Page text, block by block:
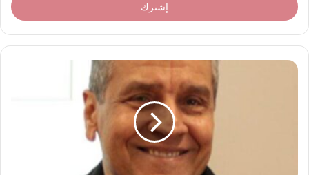
ل
ر
د